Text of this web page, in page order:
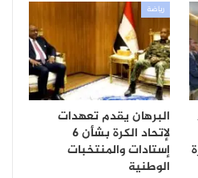
رياضة
البرهان يقدم تعهدات
لإتحاد الكرة بشأن 6
إستادات والمنتخبات
الوطنية